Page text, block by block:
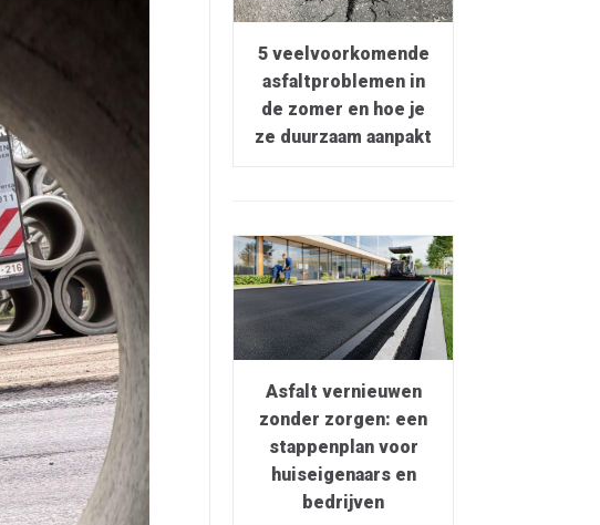
5 veelvoorkomende
asfaltproblemen in
de zomer en hoe je
ze duurzaam aanpakt
Asfalt vernieuwen
zonder zorgen: een
stappenplan voor
huiseigenaars en
bedrijven